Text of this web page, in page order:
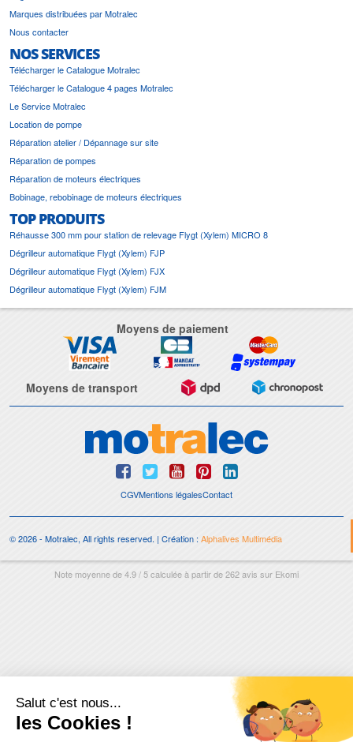
Marques distribuées par Motralec
Nous contacter
NOS SERVICES
Télécharger le Catalogue Motralec
Télécharger le Catalogue 4 pages Motralec
Le Service Motralec
Location de pompe
Réparation atelier / Dépannage sur site
Réparation de pompes
Réparation de moteurs électriques
Bobinage, rebobinage de moteurs électriques
TOP PRODUITS
Réhausse 300 mm pour station de relevage Flygt (Xylem) MICRO 8
Dégrilleur automatique Flygt (Xylem) FJP
Dégrilleur automatique Flygt (Xylem) FJX
Dégrilleur automatique Flygt (Xylem) FJM
Moyens de paiement
Moyens de transport
CGVMentions légalesContact
© 2026 - Motralec, All rights reserved. | Création :Alphalives Multimédia
Note moyenne de4.9/5calculée à partir de262avis sur Ekomi